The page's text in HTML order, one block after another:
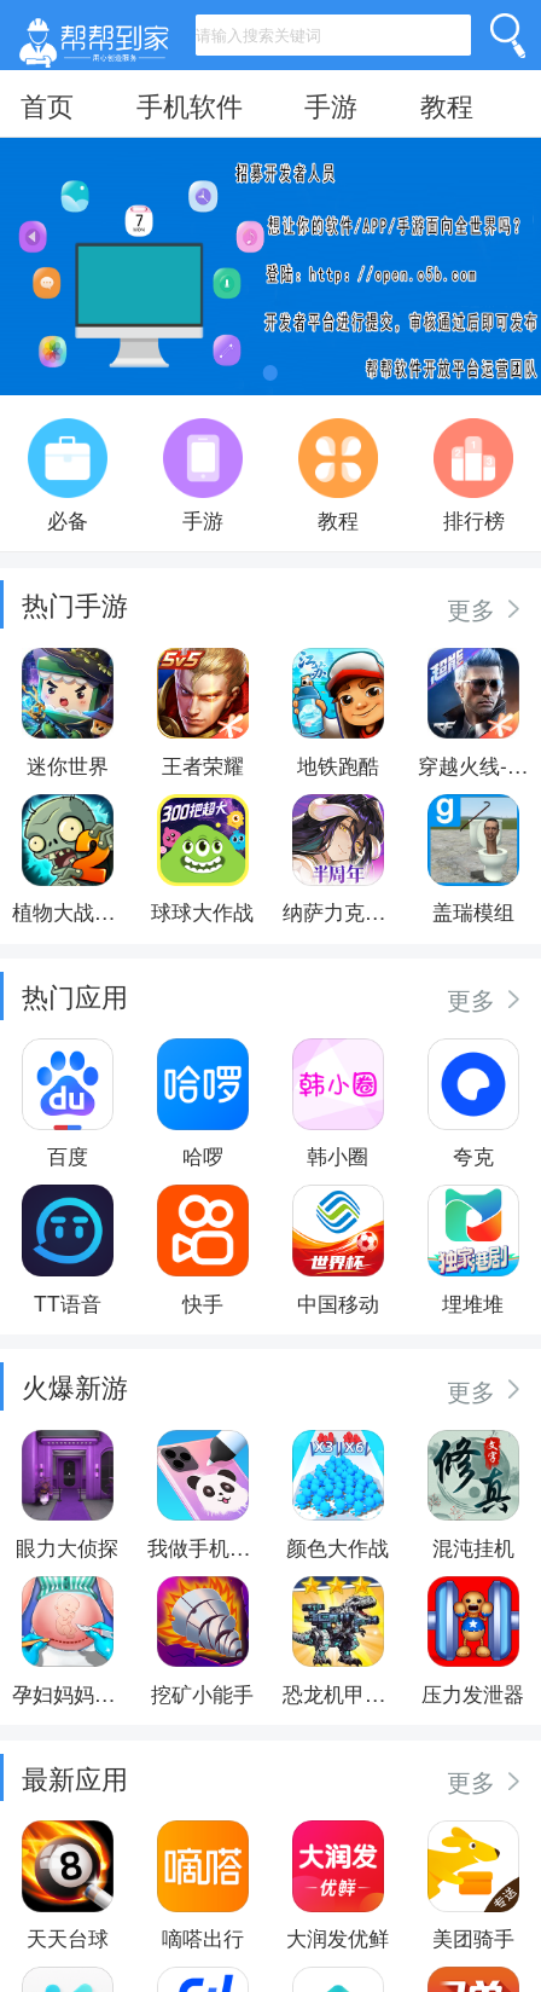
首页 手机软件 手游 教程
必备 手游 教程 排行榜
热门手游 更多
迷你世界 王者荣耀 地铁跑酷 穿越火线-枪战王者
植物大战僵尸2 球球大作战 纳萨力克之王 盖瑞模组
热门应用 更多
百度 哈啰 韩小圈 夸克
TT语音 快手 中国移动 埋堆堆
火爆新游 更多
眼力大侦探 我做手机壳特好看 颜色大作战 混沌挂机
孕妇妈妈日记 挖矿小能手 恐龙机甲射手 压力发泄器
最新应用 更多
天天台球 嘀嗒出行 大润发优鲜 美团骑手